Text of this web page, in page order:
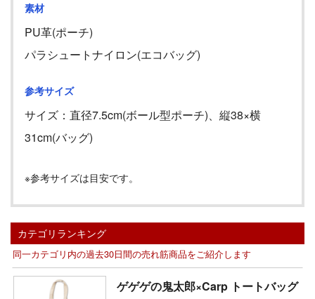
素材
PU革(ポーチ)
パラシュートナイロン(エコバッグ)
参考サイズ
サイズ：直径7.5cm(ボール型ポーチ)、縦38×横
31cm(バッグ)
※参考サイズは目安です。
カテゴリランキング
同一カテゴリ内の過去30日間の売れ筋商品をご紹介します
ゲゲゲの鬼太郎×Carp トートバッグ